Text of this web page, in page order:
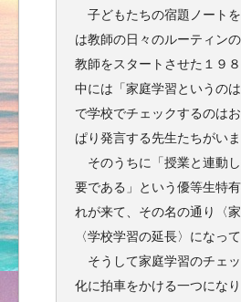
子どもたちの宿題ノート
は教師の日々のルーティン
教師をスタートさせた１９
中には「家庭学習というの
で学校でチェックするのは
ぱり発言する先生たちがいま
そのうちに「授業と連動
要である」という優等生特
れが来て、その名の通り〈
〈学校学習の延長〉になって
そうして家庭学習のチェ
化に拍車をかける一つに